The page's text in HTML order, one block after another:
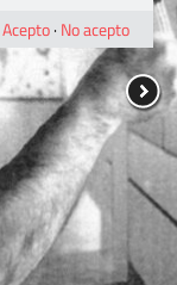
Acepto· No acepto